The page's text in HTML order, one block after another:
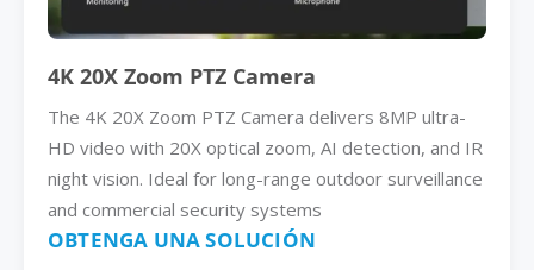
4K 20X Zoom PTZ Camera
The 4K 20X Zoom PTZ Camera delivers 8MP ultra-
HD video with 20X optical zoom, AI detection, and IR
night vision. Ideal for long-range outdoor surveillance
and commercial security systems
OBTENGA UNA SOLUCIÓN